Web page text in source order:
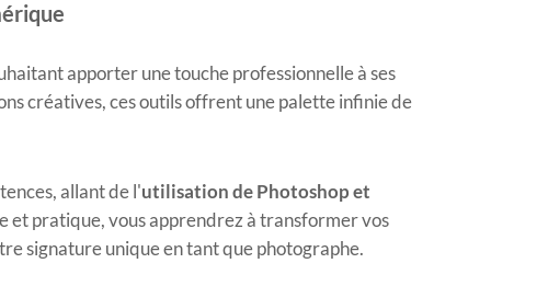
apporter une touche professionnelle à ses
créatives, ces outils offrent une palette infinie de
allant de l'utilisation de Photoshop et
et pratique, vous apprendrez à transformer vos
signature unique en tant que photographe.